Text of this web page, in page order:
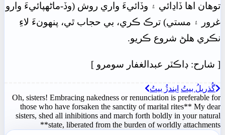
توهان اها ڏاڍائي ۽ وڏائيءَ واري روش (وڏ-ماڻهپائيءَ وارو
غرور ۽ مستي) ترڪ ڪري، بي حجاب ٿي، پنهونءَ لاءِ
نڪري هلڻ شروع ڪريو.
[ شارح: ڊاڪٽر عبدالغفار سومرو ]
گُذريلُ بيتُ اِيندڙُ بيتُ
Oh, sisters! Embracing nakedness or renunciation is preferable for
those who have forsaken the sanctity of marital rites** My dear
sisters, shed all inhibitions and march forth boldly in your natural
state, liberated from the burden of worldly attachments**